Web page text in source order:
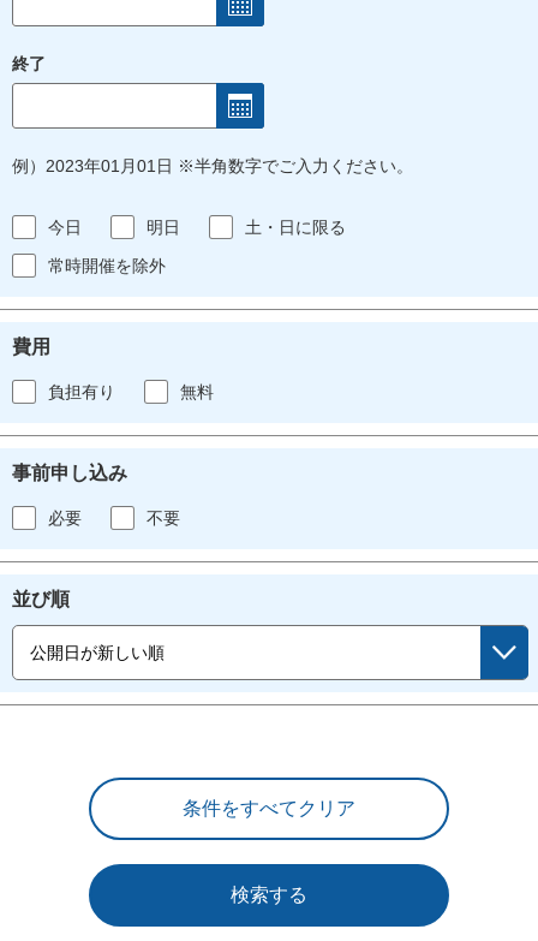
終了
例）2023年01月01日 ※半角数字でご入力ください。
今日 明日
土・日に限る
常時開催を除外
費用
負担有り 無料
事前申し込み
必要 不要
並び順
検索する